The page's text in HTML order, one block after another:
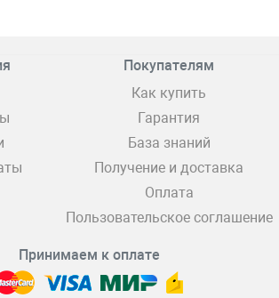
Покупателям
Как купить
Гарантия
База знаний
Получение и доставка
Оплата
Пользовательское соглашение
Принимаем к оплате